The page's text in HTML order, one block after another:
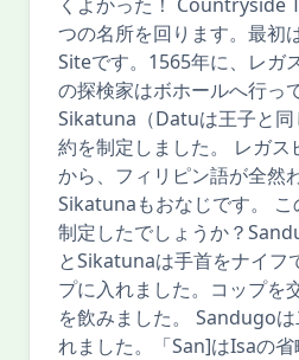
つの名所を回ります。最初
Siteです。1565年に、レガ
の探検家はボホールへ行っ
Sikatuna（Datuは王子と同
約を制定しました。 レガス
から、フィリピン語が全然
Sikatunaもおなじです。 こ
制定したでしょうか？
とSikatunaは手首をナイフ
プに入れました。コップを
を飲みました。 Sandugo
れました。「San]はIsaの